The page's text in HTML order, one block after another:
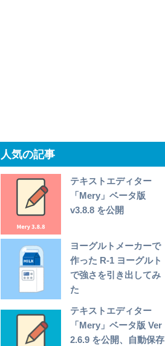
人気の記事
テキストエディター
「Mery」ベータ版
v3.8.8 を公開
ヨーグルトメーカーで
作った R-1 ヨーグルト
で強さを引き出してみ
た
テキストエディター
「Mery」ベータ版 Ver
2.6.9 を公開、自動保存